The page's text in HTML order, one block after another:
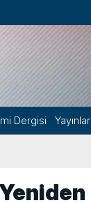
Dergisi Yayınlar